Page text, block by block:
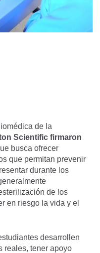
de la
Scientific firmaron
busca ofrecer
que permitan prevenir
durante los
de los
en riesgo la vida y el
desarrollen
reales, tener apoyo